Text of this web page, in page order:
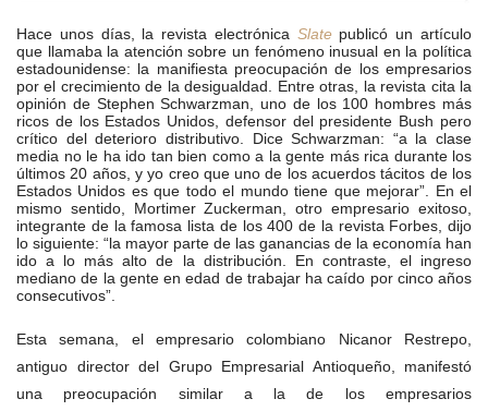
Hace unos días, la revista electrónica Slatepublicó un artículo
que llamaba la atención sobre un fenómeno inusual en la política
estadounidense: la manifiesta preocupación de los empresarios
por el crecimiento de la desigualdad. Entre otras, la revista cita la
opinión de Stephen Schwarzman, uno de los 100 hombres más
ricos de los Estados Unidos, defensor del presidente Bush pero
crítico del deterioro distributivo. Dice Schwarzman: “a la clase
media no le ha ido tan bien como a la gente más rica durante los
últimos 20 años, y yo creo que uno de los acuerdos tácitos de los
Estados Unidos es que todo el mundo tiene que mejorar”. En el
mismo sentido, Mortimer Zuckerman, otro empresario exitoso,
integrante de la famosa lista de los 400 de la revista Forbes, dijo
lo siguiente: “la mayor parte de las ganancias de la economía han
ido a lo más alto de la distribución. En contraste, el ingreso
mediano de la gente en edad de trabajar ha caído por cinco años
consecutivos”.
Esta semana, el empresario colombiano Nicanor Restrepo,
antiguo director del Grupo Empresarial Antioqueño, manifestó
una preocupación similar a la de los empresarios